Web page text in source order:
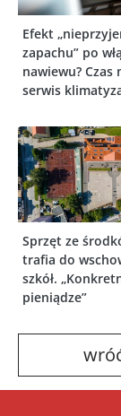
Efekt
zapachu” po
nawiewu? Czas
serwis
Sprzęt ze
trafia do
szkół.
pieniądze”